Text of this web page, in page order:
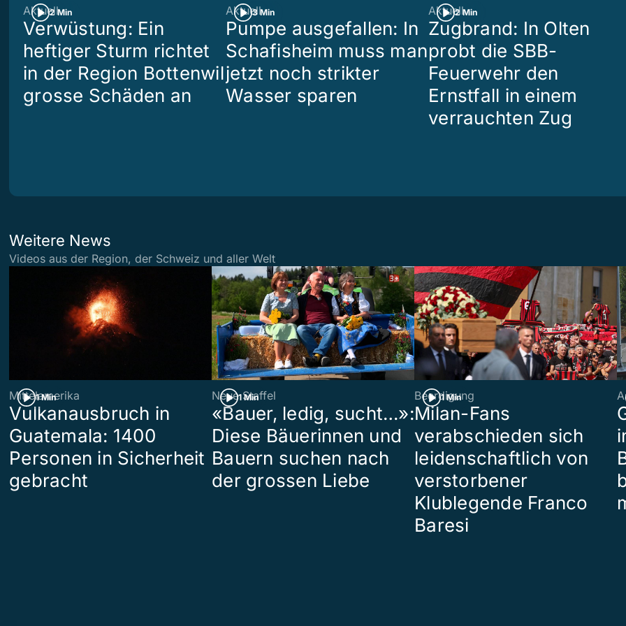
2 Min
Aktuell
Verwüstung: Ein
heftiger Sturm richtet
in der Region Bottenwil
grosse Schäden an
3 Min
Aktuell
Pumpe ausgefallen: In
Schafisheim muss man
jetzt noch strikter
Wasser sparen
2 Min
Aktuell
Zugbrand: In Olten
probt die SBB-
Feuerwehr den
Ernstfall in einem
verrauchten Zug
Weitere News
Videos aus der Region, der Schweiz und aller Welt
1 Min
Mittelamerika
Vulkanausbruch in
Guatemala: 1400
Personen in Sicherheit
gebracht
1 Min
Neue Staffel
«Bauer, ledig, sucht…»:
Diese Bäuerinnen und
Bauern suchen nach
der grossen Liebe
1 Min
Beerdigung
Milan-Fans
verabschieden sich
leidenschaftlich von
verstorbener
Klublegende Franco
Baresi